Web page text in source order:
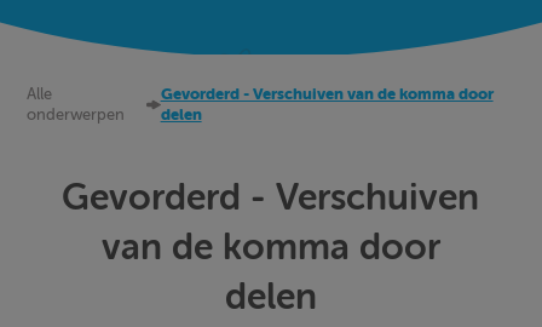
Alle
onderwerpen
Gevorderd - Verschuiven van de komma door
delen
Gevorderd - Verschuiven
van de komma door
delen